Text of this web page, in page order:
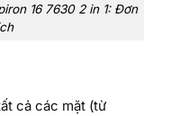
16 7630 2 in 1: Đơn
cả các mặt (từ